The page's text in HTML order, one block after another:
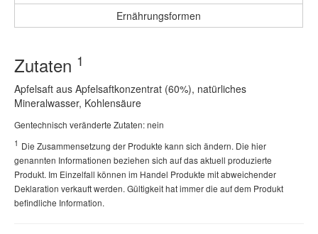
Ernährungsformen
Zutaten 1
Apfelsaft aus Apfelsaftkonzentrat (60%), natürliches
Mineralwasser, Kohlensäure
Gentechnisch veränderte Zutaten: nein
1 Die Zusammensetzung der Produkte kann sich ändern. Die hier
genannten Informationen beziehen sich auf das aktuell produzierte
Produkt. Im Einzelfall können im Handel Produkte mit abweichender
Deklaration verkauft werden. Gültigkeit hat immer die auf dem Produkt
befindliche Information.